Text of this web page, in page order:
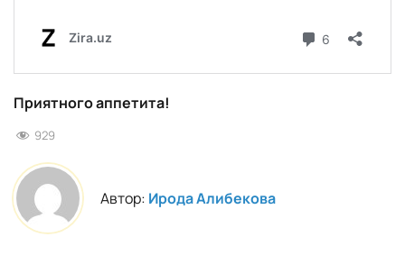
Приятного аппетита!
929
Автор: Ирода Алибекова